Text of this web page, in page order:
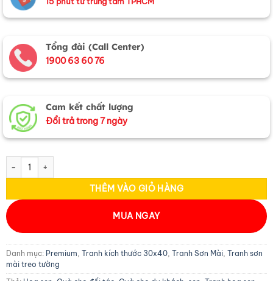
Tổng đài (Call Center)
1900 63 60 76
Cam kết chất lượng
Đổi trả trong 7 ngày
Tranh Sơn Mài Hoa Sen Vàng Đắp Nổi Và Hộp Quà Tặng Cao Cấp
THÊM VÀO GIỎ HÀNG
MUA NGAY
Danh mục: Premium Tranh kích thước 30x40 Tranh Sơn Mài Tranh sơn
mài treo tường